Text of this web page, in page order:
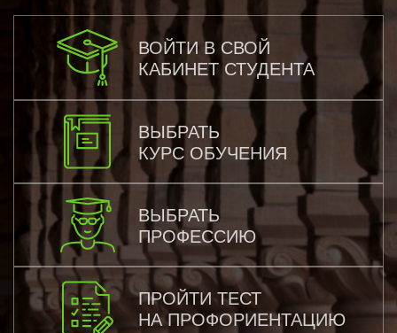
ВОЙТИ В СВОЙ
КАБИНЕТ СТУДЕНТА
ВЫБРАТЬ
КУРС ОБУЧЕНИЯ
ВЫБРАТЬ
ПРОФЕССИЮ
ПРОЙТИ ТЕСТ
НА ПРОФОРИЕНТАЦИЮ